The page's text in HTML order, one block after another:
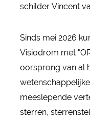
schilder Vincent
Sinds mei 2026
Visiodrom met
oorsprong van al
meeslepende
sterren,